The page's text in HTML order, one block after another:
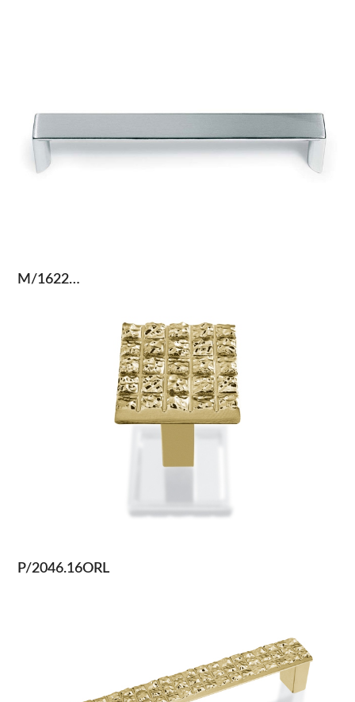
M/1622…
P/2046.16ORL